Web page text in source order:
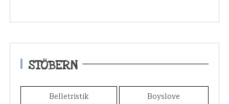
STÖBERN
Belletristik
Boyslove